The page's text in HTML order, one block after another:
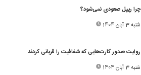
چرا ریپل صعودی نمی‌شود؟
شنبه 3 آبان 1404
روایت صدور کارت‌هایی که شفافیت را قربانی کردند
شنبه 3 آبان 1404